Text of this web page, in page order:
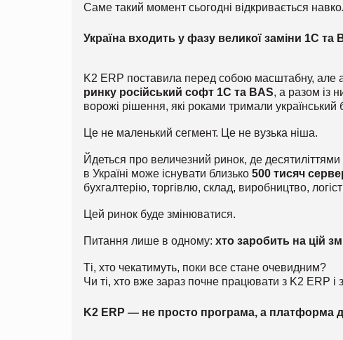
Саме такий момент сьогодні відкривається
Україна входить у фазу великої заміни 1С та
K2 ERP поставила перед собою масштабну, але
ринку російський софт 1С та BAS, а разом із
ворожі рішення, які роками тримали український
Це не маленький сегмент. Це не вузька ніша.
Йдеться про величезний ринок, де
в Україні може існувати близько 500 тисяч
бухгалтерію, торгівлю, склад, виробництво,
Цей ринок буде змінюватися.
Питання лише в одному: хто заробить на цій
Ті, хто чекатимуть, поки все стане очевидним?
Чи ті, хто вже зараз почне працювати з K2 ERP і
K2 ERP — не просто програма, а платформа